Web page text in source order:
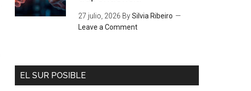
27 julio, 2026 BySilvia Ribeiro
Leave a Comment
EL SUR POSIBLE